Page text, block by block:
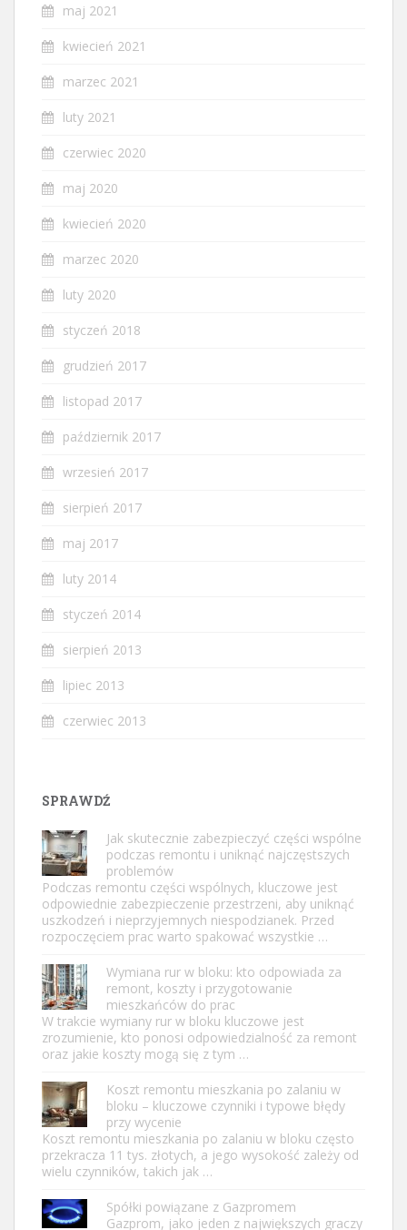
maj 2021
kwiecień 2021
marzec 2021
luty 2021
czerwiec 2020
maj 2020
kwiecień 2020
marzec 2020
luty 2020
styczeń 2018
grudzień 2017
listopad 2017
październik 2017
wrzesień 2017
sierpień 2017
maj 2017
luty 2014
styczeń 2014
sierpień 2013
lipiec 2013
czerwiec 2013
SPRAWDŹ
Jak skutecznie zabezpieczyć części wspólne
podczas remontu i uniknąć najczęstszych
problemów
Podczas remontu części wspólnych, kluczowe jest
odpowiednie zabezpieczenie przestrzeni, aby uniknąć
uszkodzeń i nieprzyjemnych niespodzianek. Przed
rozpoczęciem prac warto spakować wszystkie …
Wymiana rur w bloku: kto odpowiada za
remont, koszty i przygotowanie
mieszkańców do prac
W trakcie wymiany rur w bloku kluczowe jest
zrozumienie, kto ponosi odpowiedzialność za remont
oraz jakie koszty mogą się z tym …
Koszt remontu mieszkania po zalaniu w
bloku – kluczowe czynniki i typowe błędy
przy wycenie
Koszt remontu mieszkania po zalaniu w bloku często
przekracza 11 tys. złotych, a jego wysokość zależy od
wielu czynników, takich jak …
Spółki powiązane z Gazpromem
Gazprom, jako jeden z największych graczy